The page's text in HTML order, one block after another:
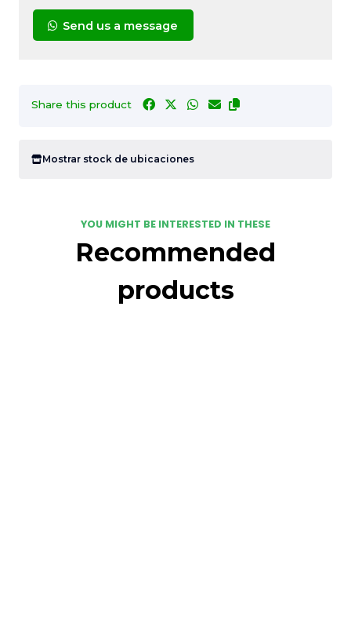
Send us a message
Share this product
Mostrar stock de ubicaciones
YOU MIGHT BE INTERESTED IN THESE
Recommended
products